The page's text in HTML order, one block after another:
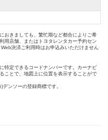
おきましても、繁忙期など都合によりご希
用店舗、またはトヨタレンタカー予約セン
決済ご利用時はお申込みいただけません
特定できるコードナンバーです。カーナビ
ことで、地図上に位置を表示することがで
デンソーの登録商標です。